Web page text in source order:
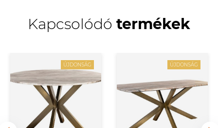
Kapcsolódó termékek
ÚJDONSÁG ÚJDONSÁG